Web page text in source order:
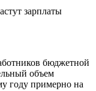
бюджетной
объем
году примерно на